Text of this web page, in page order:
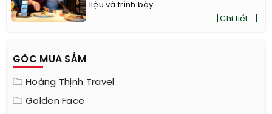
liệu và trình bày.
[Chi tiết...]
GÓC MUA SẮM
Hoàng Thịnh Travel
Golden Face